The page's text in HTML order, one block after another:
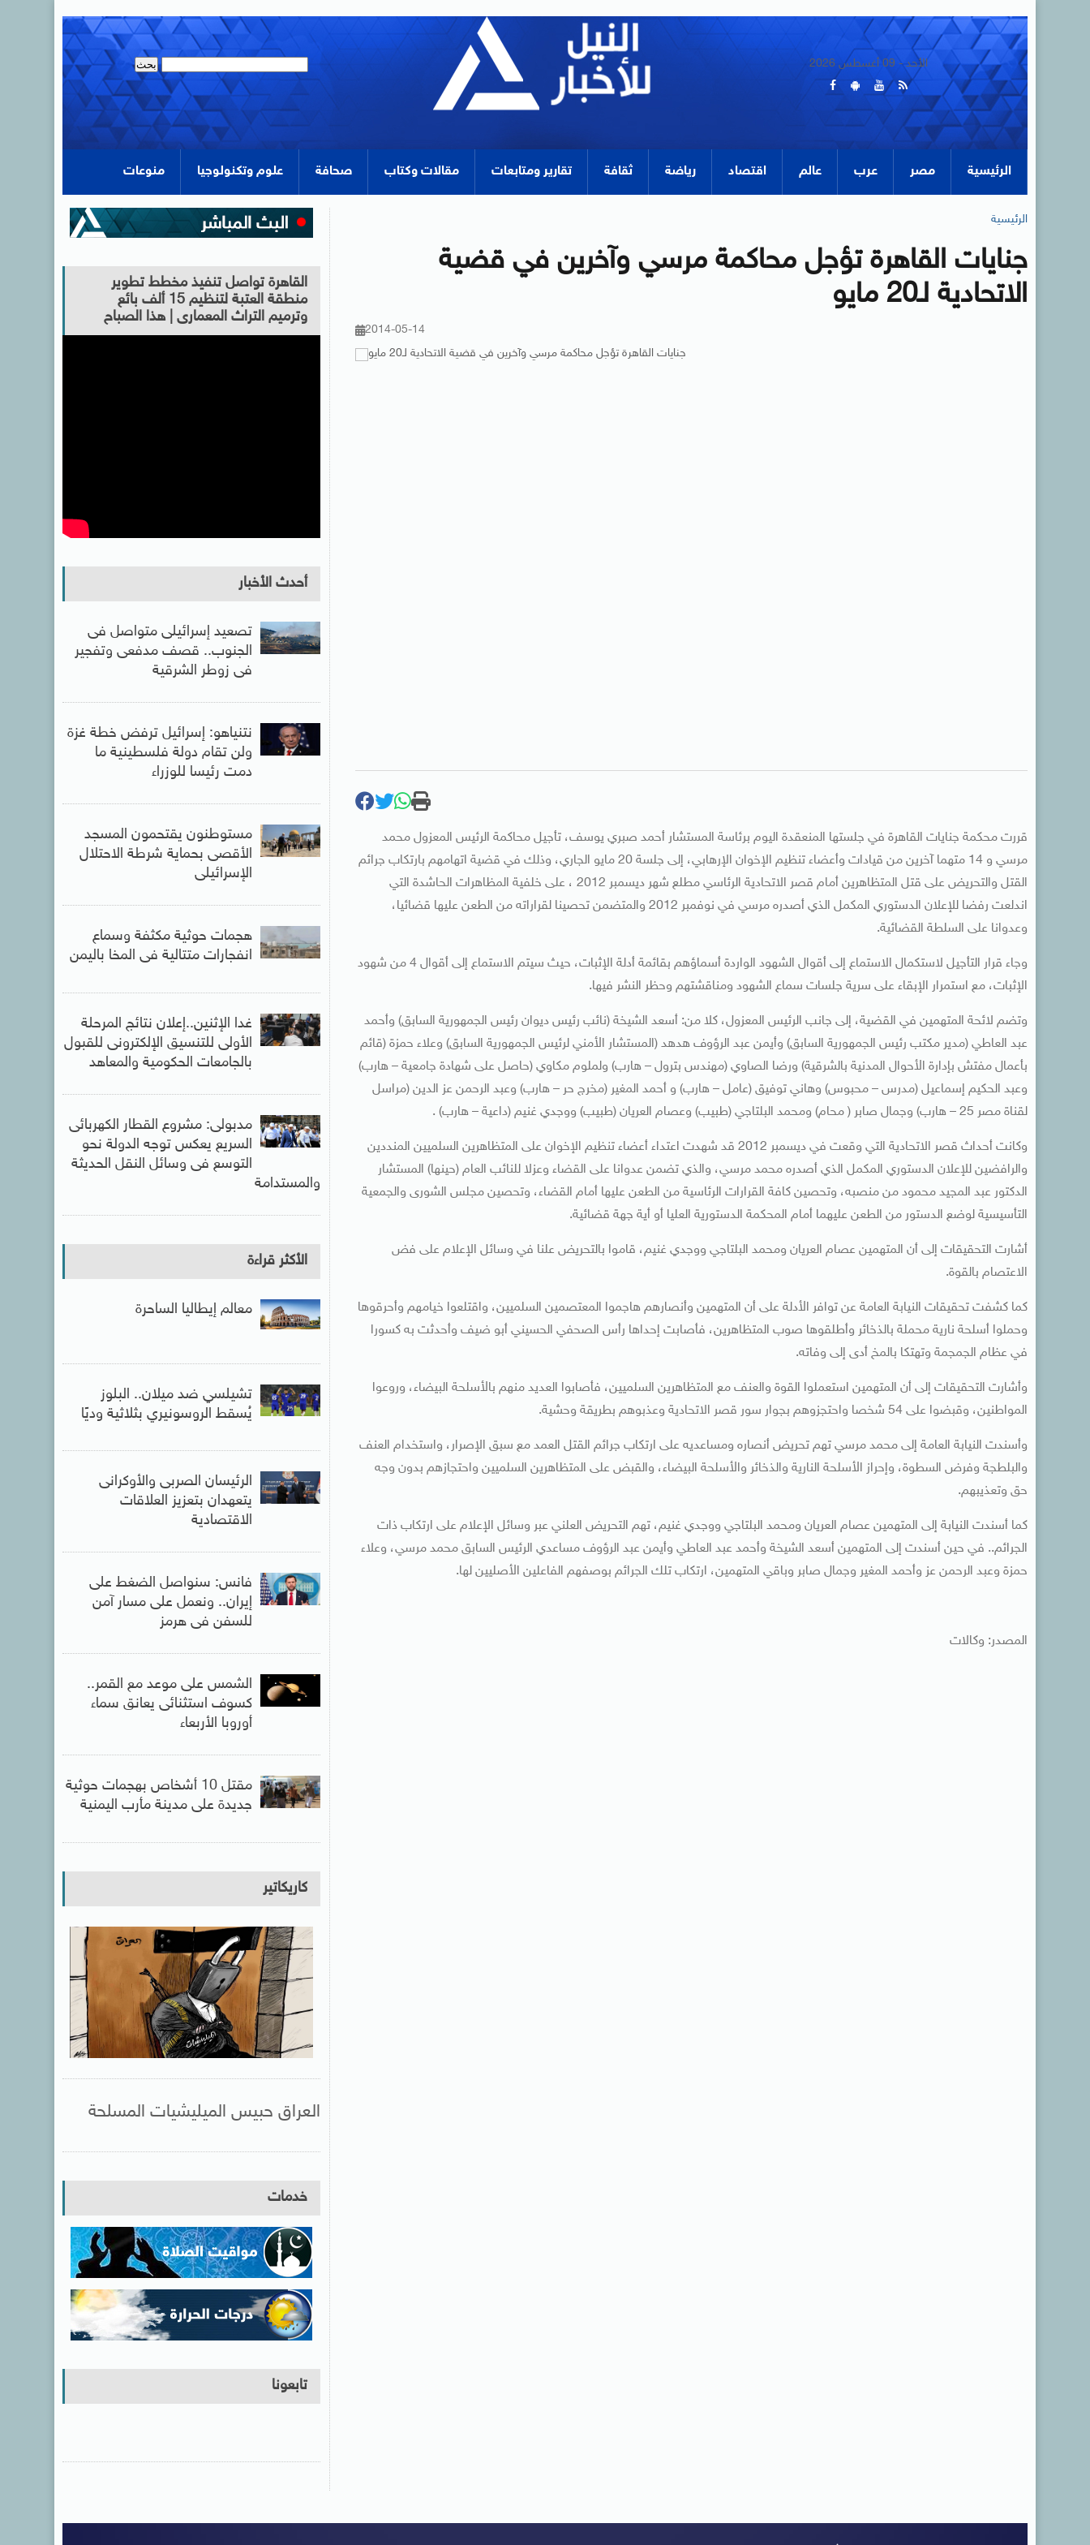
الأحد - 09 أغسطس 2026
الرئيسية مصر عرب عالم اقتصاد رياضة ثقافة تقارير ومتابعات مقالات وكتاب صحافة علوم وتكنولوجيا منوعات
الرئيسية
جنايات القاهرة تؤجل محاكمة مرسي وآخرين في قضية
الاتحادية لـ20 مايو
2014-05-14
قررت محكمة جنايات القاهرة في جلستها المنعقدة اليوم برئاسة المستشار أحمد صبري يوسف، تأجيل محاكمة الرئيس المعزول محمد
مرسي و 14 متهما آخرين من قيادات وأعضاء تنظيم الإخوان الإرهابي، إلى جلسة 20 مايو الجاري، وذلك في قضية اتهامهم بارتكاب جرائم
القتل والتحريض على قتل المتظاهرين أمام قصر الاتحادية الرئاسي مطلع شهر ديسمبر 2012 ، على خلفية المظاهرات الحاشدة التي
اندلعت رفضا للإعلان الدستوري المكمل الذي أصدره مرسي في نوفمبر 2012 والمتضمن تحصينا لقراراته من الطعن عليها قضائيا،
وعدوانا على السلطة القضائية.
وجاء قرار التأجيل لاستكمال الاستماع إلى أقوال الشهود الواردة أسماؤهم بقائمة أدلة الإثبات، حيث سيتم الاستماع إلى أقوال 4 من شهود
الإثبات، مع استمرار الإبقاء على سرية جلسات سماع الشهود ومناقشتهم وحظر النشر فيها.
وتضم لائحة المتهمين في القضية، إلى جانب الرئيس المعزول، كلا من: أسعد الشيخة (نائب رئيس ديوان رئيس الجمهورية السابق) وأحمد
عبد العاطي (مدير مكتب رئيس الجمهورية السابق) وأيمن عبد الرؤوف هدهد (المستشار الأمني لرئيس الجمهورية السابق) وعلاء حمزة (قائم
بأعمال مفتش بإدارة الأحوال المدنية بالشرقية) ورضا الصاوي (مهندس بترول – هارب) ولملوم مكاوي (حاصل على شهادة جامعية – هارب)
وعبد الحكيم إسماعيل (مدرس – محبوس) وهاني توفيق (عامل – هارب) و أحمد المغير (مخرج حر – هارب) وعبد الرحمن عز الدين (مراسل
لقناة مصر 25 – هارب) وجمال صابر ( محام) ومحمد البلتاجي (طبيب) وعصام العريان (طبيب) ووجدي غنيم (داعية – هارب) .
وكانت أحداث قصر الاتحادية التي وقعت في ديسمبر 2012 قد شهدت اعتداء أعضاء تنظيم الإخوان على المتظاهرين السلميين المنددين
والرافضين للإعلان الدستوري المكمل الذي أصدره محمد مرسي، والذي تضمن عدوانا على القضاء وعزلا للنائب العام (حينها) المستشار
الدكتور عبد المجيد محمود من منصبه، وتحصين كافة القرارات الرئاسية من الطعن عليها أمام القضاء، وتحصين مجلس الشورى والجمعية
التأسيسية لوضع الدستور من الطعن عليهما أمام المحكمة الدستورية العليا أو أية جهة قضائية.
أشارت التحقيقات إلى أن المتهمين عصام العريان ومحمد البلتاجي ووجدي غنيم، قاموا بالتحريض علنا في وسائل الإعلام على فض
الاعتصام بالقوة.
كما كشفت تحقيقات النيابة العامة عن توافر الأدلة على أن المتهمين وأنصارهم هاجموا المعتصمين السلميين، واقتلعوا خيامهم وأحرقوها
وحملوا أسلحة نارية محملة بالذخائر وأطلقوها صوب المتظاهرين، فأصابت إحداها رأس الصحفي الحسيني أبو ضيف وأحدثت به كسورا
في عظام الجمجمة وتهتكا بالمخ أدى إلى وفاته.
وأشارت التحقيقات إلى أن المتهمين استعملوا القوة والعنف مع المتظاهرين السلميين، فأصابوا العديد منهم بالأسلحة البيضاء، وروعوا
المواطنين، وقبضوا على 54 شخصا واحتجزوهم بجوار سور قصر الاتحادية وعذبوهم بطريقة وحشية.
وأسندت النيابة العامة إلى محمد مرسي تهم تحريض أنصاره ومساعديه على ارتكاب جرائم القتل العمد مع سبق الإصرار، واستخدام العنف
والبلطجة وفرض السطوة، وإحراز الأسلحة النارية والذخائر والأسلحة البيضاء، والقبض على المتظاهرين السلميين واحتجازهم بدون وجه
حق وتعذيبهم.
كما أسندت النيابة إلى المتهمين عصام العريان ومحمد البلتاجي ووجدي غنيم، تهم التحريض العلني عبر وسائل الإعلام على ارتكاب ذات
الجرائم.. في حين أسندت إلى المتهمين أسعد الشيخة وأحمد عبد العاطي وأيمن عبد الرؤوف مساعدي الرئيس السابق محمد مرسي، وعلاء
حمزة وعبد الرحمن عز وأحمد المغير وجمال صابر وباقي المتهمين، ارتكاب تلك الجرائم بوصفهم الفاعلين الأصليين لها.
المصدر: وكالات
القاهرة تواصل تنفيذ مخطط تطوير
منطقة العتبة لتنظيم 15 ألف بائع
وترميم التراث المعمارى | هذا الصباح
أحدث الأخبار
تصعيد إسرائيلى متواصل فى
الجنوب.. قصف مدفعى وتفجير
فى زوطر الشرقية
نتنياهو: إسرائيل ترفض خطة غزة
ولن تقام دولة فلسطينية ما
دمت رئيسا للوزراء
مستوطنون يقتحمون المسجد
الأقصى بحماية شرطة الاحتلال
الإسرائيلى
هجمات حوثية مكثفة وسماع
انفجارات متتالية فى المخا باليمن
غدا الإثنين..إعلان نتائج المرحلة
الأولى للتنسيق الإلكترونى للقبول
بالجامعات الحكومية والمعاهد
مدبولى: مشروع القطار الكهربائى
السريع يعكس توجه الدولة نحو
التوسع فى وسائل النقل الحديثة
والمستدامة
الأكثر قراءة
معالم إيطاليا الساحرة
تشيلسي ضد ميلان.. البلوز
يُسقط الروسونيري بثلاثية وديًا
الرئيسان الصربى والأوكرانى
يتعهدان بتعزيز العلاقات
الاقتصادية
فانس: سنواصل الضغط على
إيران.. ونعمل على مسار آمن
للسفن فى هرمز
الشمس على موعد مع القمر..
كسوف استثنائى يعانق سماء
أوروبا الأربعاء
مقتل 10 أشخاص بهجمات حوثية
جديدة على مدينة مأرب اليمنية
كاريكاتير
العراق حبيس الميليشيات المسلحة
خدمات
تابعونا